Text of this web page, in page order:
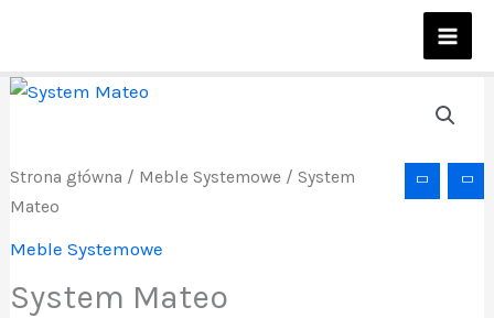
treści
Strona główna / Meble Systemowe / System
Mateo
Meble Systemowe
System Mateo